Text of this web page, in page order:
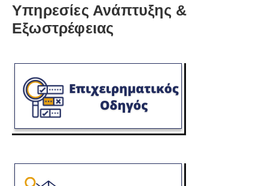
Υπηρεσίες Ανάπτυξης &
Εξωστρέφειας